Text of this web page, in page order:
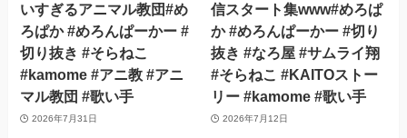
いすぎるアニマル教団#め
ろぱか #めろんぱーかー #
切り抜き #そらねこ
#kamome #アニ教 #アニ
マル教団 #歌い手
2026年7月31日
信スタート集www#めろぱ
か #めろんぱーかー #切り
抜き #なろ屋 #サムライ翔
#そらねこ #KAITOストー
リー #kamome #歌い手
2026年7月12日